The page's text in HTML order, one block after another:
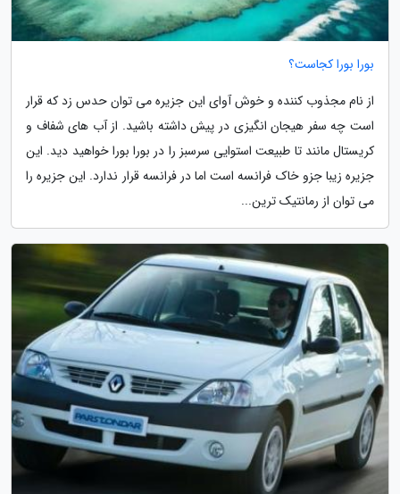
بورا بورا کجاست؟
از نام مجذوب کننده و خوش آوای این جزیره می توان حدس زد که قرار
است چه سفر هیجان انگیزی در پیش داشته باشید. از آب های شفاف و
کریستال مانند تا طبیعت استوایی سرسبز را در بورا بورا خواهید دید. این
جزیره زیبا جزو خاک فرانسه است اما در فرانسه قرار ندارد. این جزیره را
می توان از رمانتیک ترین...